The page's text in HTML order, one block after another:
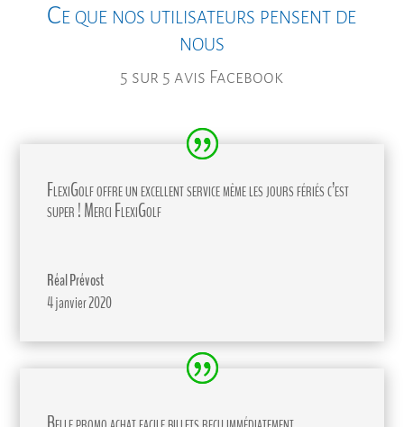
Ce que nos utilisateurs pensent de
nous
5 sur 5 avis Facebook
FlexiGolf offre un excellent service même les jours fériés c’est
super ! Merci FlexiGolf
Réal Prévost
4 janvier 2020